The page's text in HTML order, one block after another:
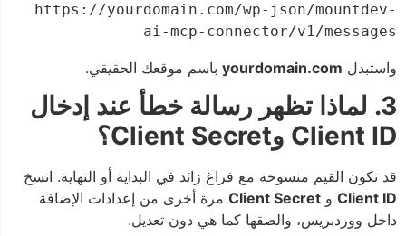
https://yourdomain.com/wp-json/mountdev-
ai-mcp-connector/v1/messages
واستبدل yourdomain.comباسم موقعك الحقيقي.
3. لماذا تظهر رسالة خطأ عند إدخال
Client ID وClient Secret؟
قد تكون القيم منسوخة مع فراغ زائد في البداية أو النهاية. انسخ
Client IDو Client Secretمرة أخرى من إعدادات الإضافة
داخل ووردبريس، والصقها كما هي دون تعديل.